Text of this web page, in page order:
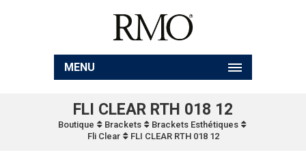
MENU
FLI CLEAR RTH 018 12
Boutique Brackets
Brackets Esthétiques
Fli Clear
FLI CLEAR RTH 018 12